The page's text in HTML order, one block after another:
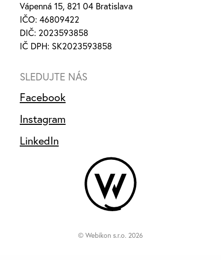
Vápenná 15, 821 04 Bratislava
IČO: 46809422
DIČ: 2023593858
IČ DPH: SK2023593858
SLEDUJTE NÁS
Facebook
Instagram
LinkedIn
© Webikon s.r.o. 2026